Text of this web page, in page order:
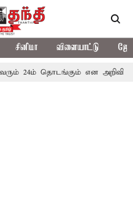
சினிமா விளையாட்டு
என அறிவிப்பு